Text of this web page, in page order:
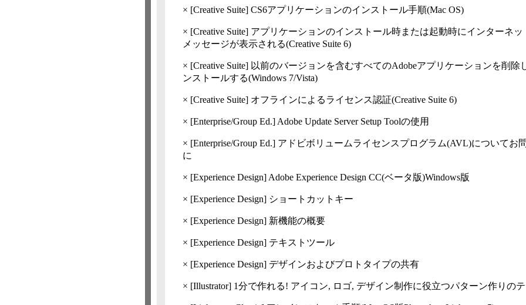
× [Creative Suite] CS6アプリケーションのインストール手順(Mac OS)
× [Creative Suite] アプリケーションのインストール時または起動時にインターネ
メッセージが表示される(Creative Suite 6)
× [Creative Suite] 以前のバージョンを含むすべてのAdobeアプリケーションを削除
ンストールする(Windows 7/Vista)
× [Creative Suite] オフラインによるライセンス認証(Creative Suite 6)
× [Enterprise/Group Ed.] Adobe Update Server Setup Toolの使用
× [Enterprise/Group Ed.] アドビボリュームライセンスプログラム(AVL)についてお
に
× [Experience Design] Adobe Experience Design CC(ベータ版)Windows版
× [Experience Design] ショートカットキー
× [Experience Design] 新機能の概要
× [Experience Design] テキストツール
× [Experience Design] デザインおよびプロトタイプの共有
× [Illustrator] 1分で作れる! アイコン, ロゴ, デザイン制作に役立つパターン作りの